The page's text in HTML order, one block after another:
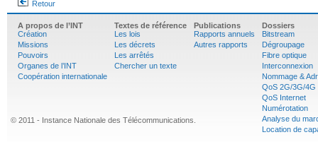
Retour
A propos de l’INT
Création
Missions
Pouvoirs
Organes de l’INT
Coopération internationale
Textes de référence
Les lois
Les décrets
Les arrêtés
Chercher un texte
Publications
Rapports annuels
Autres rapports
Dossiers
Bitstream
Dégroupage
Fibre optique
Interconnexion
Nommage &
QoS 2G/3G/4G
QoS Internet
Numérotation
Analyse du
Location de
© 2011 - Instance Nationale des Télécommunications.